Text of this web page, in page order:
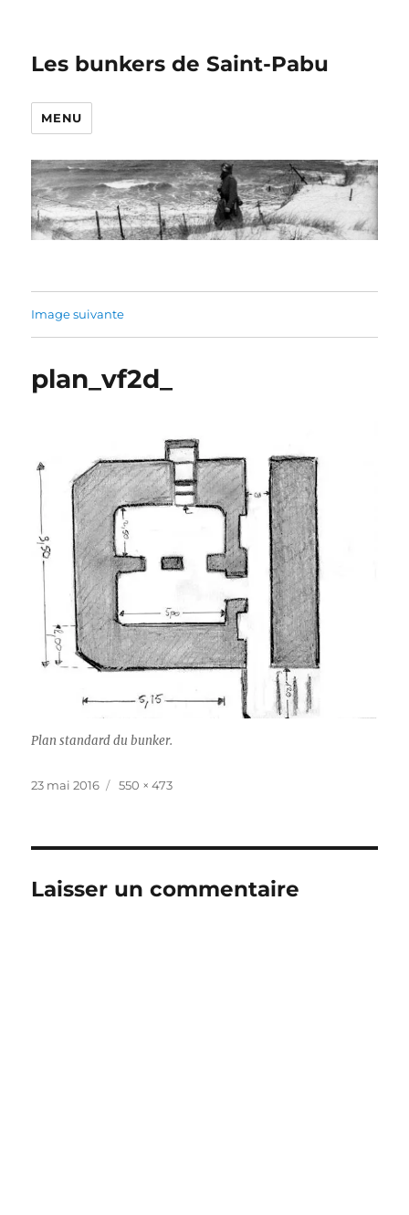
Les bunkers de Saint-Pabu
MENU
Image suivante
plan_vf2d_
Plan standard du bunker.
Publié
23 mai 2016
Taille
550 × 473
Laisser un commentaire